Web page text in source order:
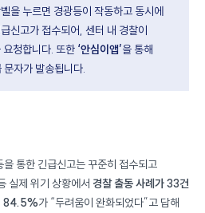
상황을 확인 후 순찰차 출동을 요청합니다. 또한 ‘안심이앱’을 통해
대 5명)에게도 긴급 문자가 발송됩니다.
통한 긴급신고는 꾸준히 접수되고
실제 위기 상황에서 경찰 출동 사례가 33건
84.5%가 “두려움이 완화되었다”고 답해